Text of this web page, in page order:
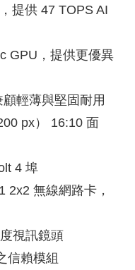
提供 47 TOPS AI
GPU，提供更優異
輕薄與堅固耐用
px） 16:10 面
4 埠
2x2 無線網路卡，
視訊鏡頭
信賴模組